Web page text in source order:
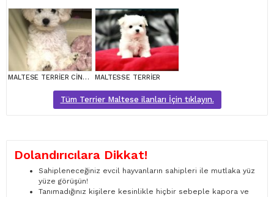
MALTESE TERRİER CİNSİ YAVRULAR MALTESSE TERRİER
Tüm Terrier Maltese ilanları İçin tıklayın.
Dolandırıcılara Dikkat!
Sahipleneceğiniz evcil hayvanların sahipleri ile mutlaka yüz
yüze görüşün!
Tanımadığınız kişilere kesinlikle hiçbir sebeple kapora ve